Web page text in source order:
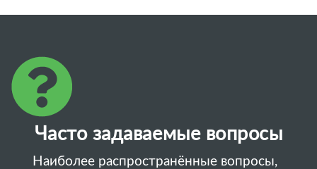
Часто задаваемые вопросы
Наиболее распространённые вопросы,